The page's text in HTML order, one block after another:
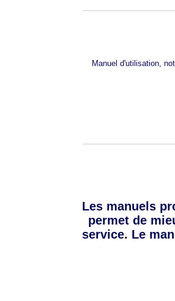
Manuel d'utilisation,
Les manuels
permet de
service. Le